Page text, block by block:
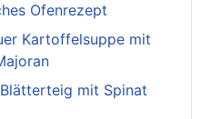
Ofenrezept
Kartoffelsuppe mit
mit Spinat